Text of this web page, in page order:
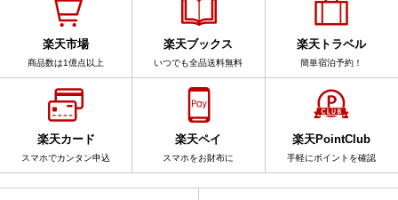
楽天市場
商品数は1億点以上
楽天ブックス
いつでも全品送料無料
楽天トラベル
簡単宿泊予約！
楽天カード
スマホでカンタン申込
楽天ペイ
スマホをお財布に
楽天PointClub
手軽にポイントを確認